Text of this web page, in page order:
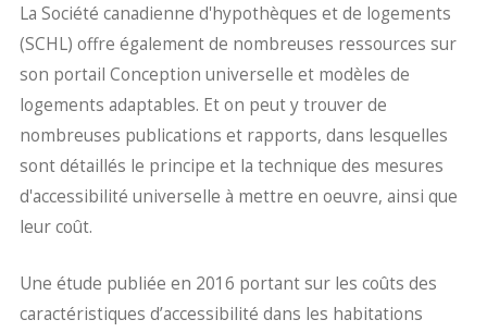
La Société canadienne d'hypothèques et de logements
(SCHL) offre également de nombreuses ressources sur
son portail Conception universelle et modèles de
logements adaptables. Et on peut y trouver de
nombreuses publications et rapports, dans lesquelles
sont détaillés le principe et la technique des mesures
d'accessibilité universelle à mettre en oeuvre, ainsi que
leur coût.
Une étude publiée en 2016 portant sur les coûts des
caractéristiques d’accessibilité dans les habitations